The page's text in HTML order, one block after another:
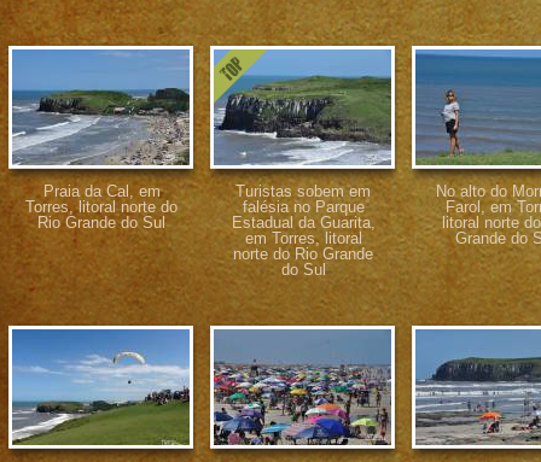
Praia da Cal, em
Torres, litoral norte do
Rio Grande do Sul
Turistas sobem em
falésia no Parque
Estadual da Guarita,
em Torres, litoral
norte do Rio Grande
do Sul
No alto do
Farol, em
litoral norte
Grande do